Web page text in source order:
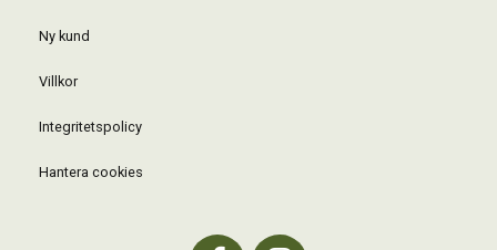
Ny kund
Villkor
Integritetspolicy
Hantera cookies